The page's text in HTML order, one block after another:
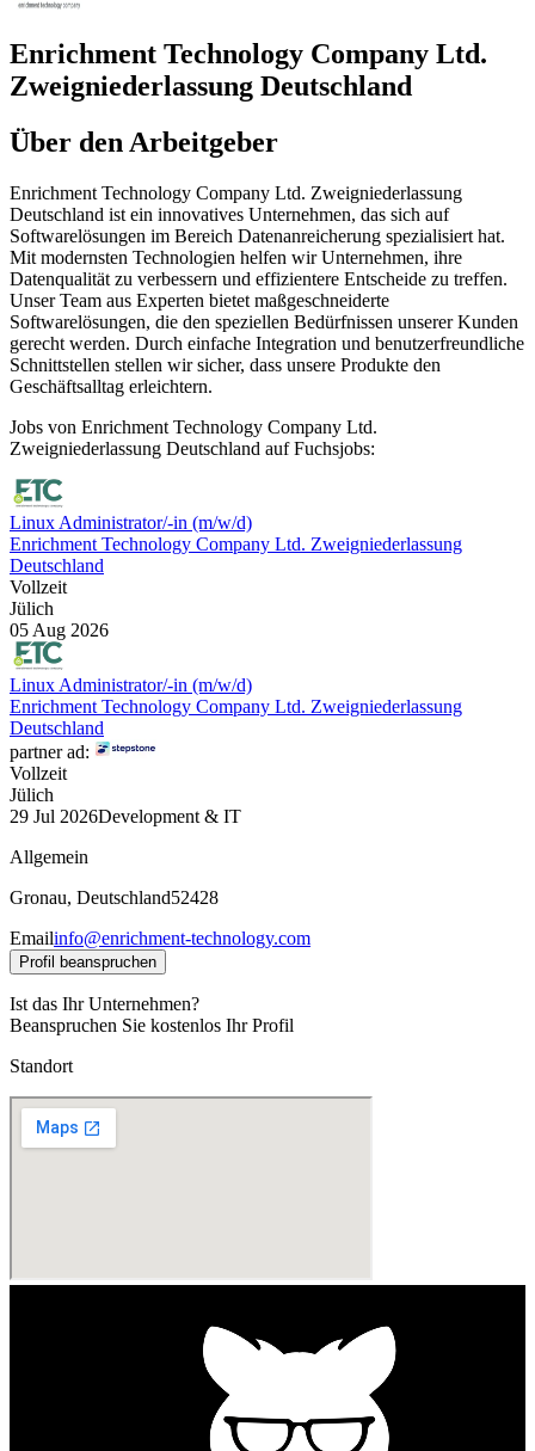
Enrichment Technology Company Ltd.
Zweigniederlassung Deutschland
Über den Arbeitgeber
Enrichment Technology Company Ltd. Zweigniederlassung
Deutschland ist ein innovatives Unternehmen, das sich auf
Softwarelösungen im Bereich Datenanreicherung spezialisiert hat.
Mit modernsten Technologien helfen wir Unternehmen, ihre
Datenqualität zu verbessern und effizientere Entscheide zu treffen.
Unser Team aus Experten bietet maßgeschneiderte
Softwarelösungen, die den speziellen Bedürfnissen unserer Kunden
gerecht werden. Durch einfache Integration und benutzerfreundliche
Schnittstellen stellen wir sicher, dass unsere Produkte den
Geschäftsalltag erleichtern.
Jobs von Enrichment Technology Company Ltd.
Zweigniederlassung Deutschland auf Fuchsjobs:
Linux Administrator/-in (m/w/d)
Enrichment Technology Company Ltd. Zweigniederlassung
Deutschland
Vollzeit
Jülich
05 Aug 2026
Linux Administrator/-in (m/w/d)
Enrichment Technology Company Ltd. Zweigniederlassung
Deutschland
partner ad:
Vollzeit
Jülich
29 Jul 2026Development & IT
Allgemein
Gronau, Deutschland52428
Emailinfo@enrichment-technology.com
Profil beanspruchen
Ist das Ihr Unternehmen?
Beanspruchen Sie kostenlos Ihr Profil
Standort